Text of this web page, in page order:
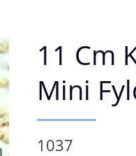
11 Cm
Mini
1037